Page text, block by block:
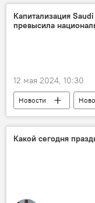
Экологическая
Капитализация
превысила
12 мая 2024, 10:30
Новости
Саудовская Аравия
нефтяная компания
Какой сегодня